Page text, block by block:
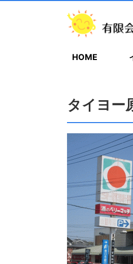
HOME
タイヨー